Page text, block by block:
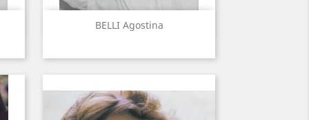
BELLI Agostina
Aperçu rapide